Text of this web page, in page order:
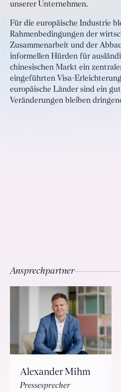
unserer Unternehmen.
Für die europäische Industrie
Rahmenbedingungen der
Zusammenarbeit und der
informellen Hürden für
chinesischen Markt ein
eingeführten Visa-
europäische Länder sind ein
Veränderungen bleiben
Ansprechpartner
Alexander Mihm
Pressesprecher